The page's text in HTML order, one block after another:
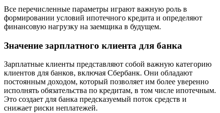
Все перечисленные параметры играют важную роль в
формировании условий ипотечного кредита и определяют
финансовую нагрузку на заемщика в будущем.
Значение зарплатного клиента для банка
Зарплатные клиенты представляют собой важную категорию
клиентов для банков, включая Сбербанк. Они обладают
постоянным доходом, который позволяет им более уверенно
исполнять обязательства по кредитам, в том числе ипотечным.
Это создает для банка предсказуемый поток средств и
снижает риски неплатежей.